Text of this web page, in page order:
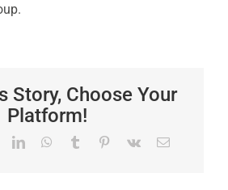
Story, Choose Your
Platform!
LinkedInWhatsApp
Tumblr Pinterest
Vk
E-